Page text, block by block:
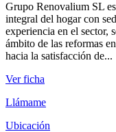
Grupo Renovalium SL
integral del hogar con
experiencia en el sector,
ámbito de las reformas
hacia la satisfacción de...
Ver ficha
Llámame
Ubicación